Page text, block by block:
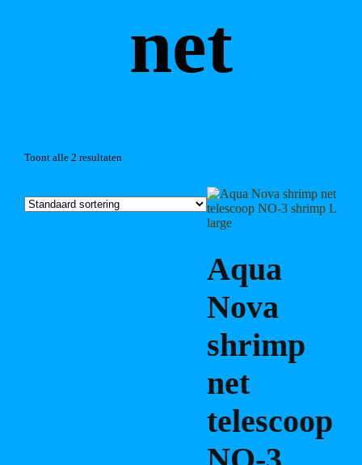
net
Toont alle 2 resultaten
Aqua
Nova
shrimp
net
telescoop